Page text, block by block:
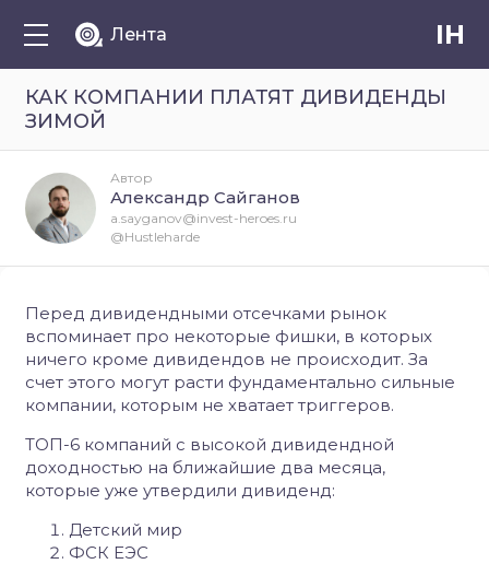
Лента IH
КАК КОМПАНИИ ПЛАТЯТ ДИВИДЕНДЫ
ЗИМОЙ
Перед дивидендными отсечками рынок
вспоминает про некоторые фишки, в которых
ничего кроме дивидендов не происходит. За
счет этого могут расти фундаментально сильные
компании, которым не хватает триггеров.
ТОП-6 компаний с высокой дивидендной
доходностью на ближайшие два месяца,
которые уже утвердили дивиденд:
Детский мир
ФСК ЕЭС
Автор
Александр Сайганов
a.sayganov@invest-heroes.ru
@Hustleharde